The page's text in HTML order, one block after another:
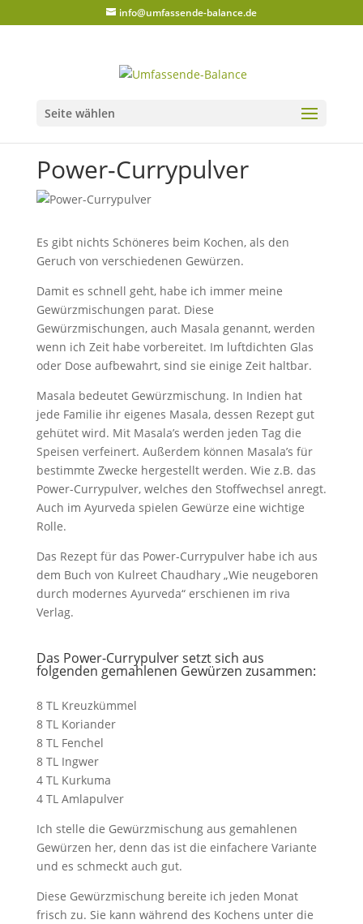
info@umfassende-balance.de
Seite wählen
Power-Currypulver
Es gibt nichts Schöneres beim Kochen, als den
Geruch von verschiedenen Gewürzen.
Damit es schnell geht, habe ich immer meine
Gewürzmischungen parat. Diese
Gewürzmischungen, auch Masala genannt, werden
wenn ich Zeit habe vorbereitet. Im luftdichten Glas
oder Dose aufbewahrt, sind sie einige Zeit haltbar.
Masala bedeutet Gewürzmischung. In Indien hat
jede Familie ihr eigenes Masala, dessen Rezept gut
gehütet wird. Mit Masala’s werden jeden Tag die
Speisen verfeinert. Außerdem können Masala’s für
bestimmte Zwecke hergestellt werden. Wie z.B. das
Power-Currypulver, welches den Stoffwechsel anregt.
Auch im Ayurveda spielen Gewürze eine wichtige
Rolle.
Das Rezept für das Power-Currypulver habe ich aus
dem Buch von Kulreet Chaudhary „Wie neugeboren
durch modernes Ayurveda“ erschienen im riva
Verlag.
Das Power-Currypulver setzt sich aus
folgenden gemahlenen Gewürzen zusammen:
8 TL Kreuzkümmel
8 TL Koriander
8 TL Fenchel
8 TL Ingwer
4 TL Kurkuma
4 TL Amlapulver
Ich stelle die Gewürzmischung aus gemahlenen
Gewürzen her, denn das ist die einfachere Variante
und es schmeckt auch gut.
Diese Gewürzmischung bereite ich jeden Monat
frisch zu. Sie kann während des Kochens unter die